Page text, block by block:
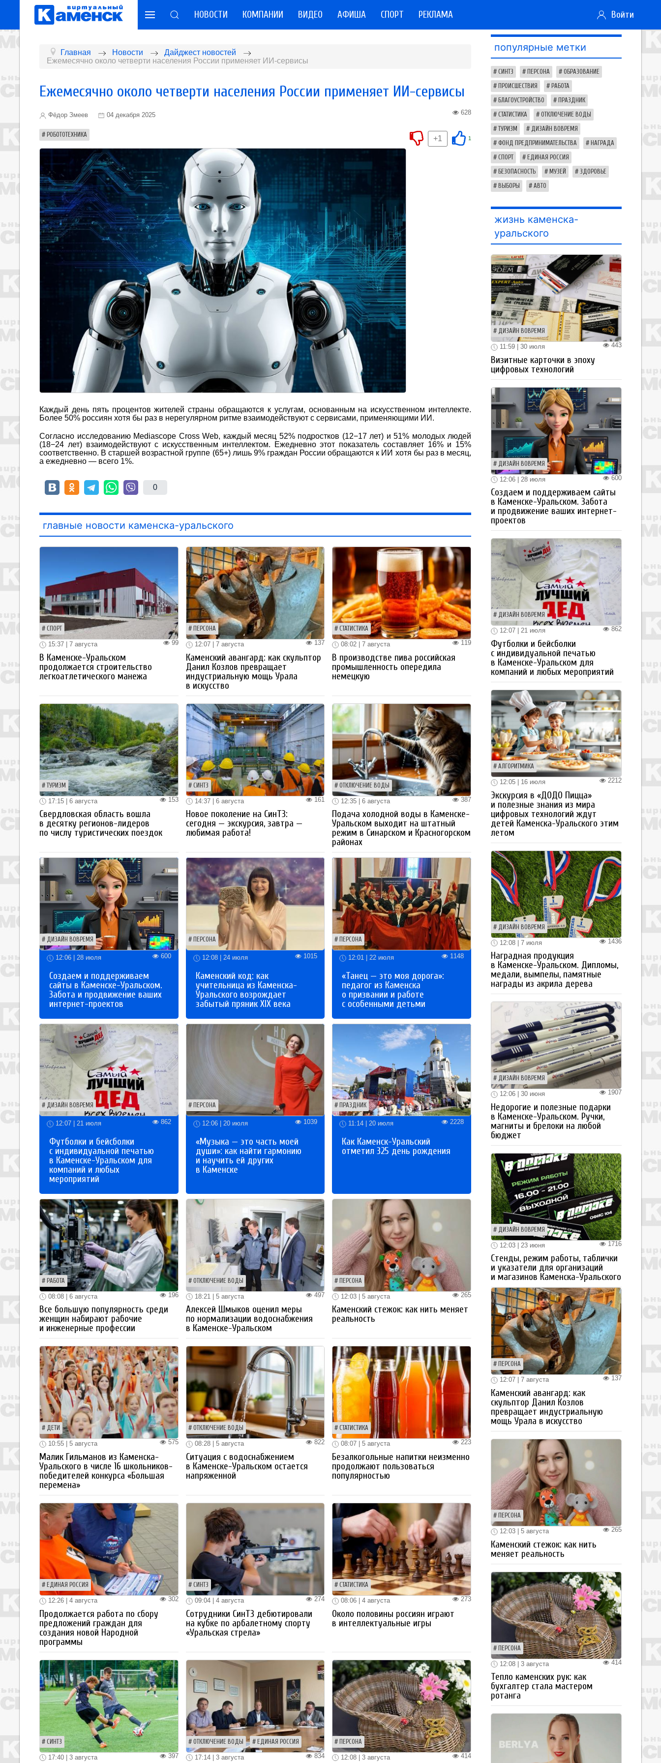
НОВОСТИ КОМПАНИИ ВИДЕО АФИША СПОРТ РЕКЛАМА Войти
Главная Новости
Дайджест новостей
Ежемесячно около четверти населения России применяет ИИ-сервисы
Ежемесячно около четверти населения России применяет ИИ-сервисы
Фёдор Змеев 04 декабря 2025 628
РОБОТОТЕХНИКА 1
+1
Каждый день пять процентов жителей страны обращаются к услугам, основанным на искусственном интеллекте.
Более 50% россиян хотя бы раз в нерегулярном ритме взаимодействуют с сервисами, применяющими ИИ.
Согласно исследованию Mediascope Cross Web, каждый месяц 52% подростков (12−17 лет) и 51% молодых людей
(18−24 лет) взаимодействуют с искусственным интеллектом. Ежедневно этот показатель составляет 16% и 15%
соответственно. В старшей возрастной группе (65+) лишь 9% граждан России обращаются к ИИ хотя бы раз в месяц,
а ежедневно — всего 1%.
0
главные новости каменска-уральского
СПОРТ
99
15:37 | 7 августа
В Каменске-Уральском
продолжается строительство
легкоатлетического манежа
ПЕРСОНА
137
12:07 | 7 августа
Каменский авангард: как скульптор
Данил Козлов превращает
индустриальную мощь Урала
в искусство
СТАТИСТИКА
119
08:02 | 7 августа
В производстве пива российская
промышленность опередила
немецкую
ТУРИЗМ
153
17:15 | 6 августа
Свердловская область вошла
в десятку регионов-лидеров
по числу туристических поездок
СИНТЗ
161
14:37 | 6 августа
Новое поколение на СинТЗ:
сегодня — экскурсия, завтра —
любимая работа!
ОТКЛЮЧЕНИЕ ВОДЫ
387
12:35 | 6 августа
Подача холодной воды в Каменске-
Уральском выходит на штатный
режим в Синарском и Красногорском
районах
ДИЗАЙН ВОВРЕМЯ
12:06 | 28 июля 600
Создаем и поддерживаем
сайты в Каменске-Уральском.
Забота и продвижение ваших
интернет-проектов
ПЕРСОНА
12:08 | 24 июля 1015
Каменский код: как
учительница из Каменска-
Уральского возрождает
забытый пряник XIX века
ПЕРСОНА
12:01 | 22 июля 1148
«Танец — это моя дорога»:
педагог из Каменска
о призвании и работе
с особенными детьми
ДИЗАЙН ВОВРЕМЯ
12:07 | 21 июля 862
Футболки и бейсболки
с индивидуальной печатью
в Каменске-Уральском для
компаний и любых
мероприятий
ПЕРСОНА
12:06 | 20 июля 1039
«Музыка — это часть моей
души»: как найти гармонию
и научить ей других
в Каменске
ПРАЗДНИК
11:14 | 20 июля 2228
Как Каменск-Уральский
отметил 325 день рождения
РАБОТА
196
08:08 | 6 августа
Все большую популярность среди
женщин набирают рабочие
и инженерные профессии
ОТКЛЮЧЕНИЕ ВОДЫ
497
18:21 | 5 августа
Алексей Шмыков оценил меры
по нормализации водоснабжения
в Каменске-Уральском
ПЕРСОНА
265
12:03 | 5 августа
Каменский стежок: как нить меняет
реальность
ДЕТИ
575
10:55 | 5 августа
Малик Гильманов из Каменска-
Уральского в числе 16 школьников-
победителей конкурса «Большая
перемена»
ОТКЛЮЧЕНИЕ ВОДЫ
822
08:28 | 5 августа
Ситуация с водоснабжением
в Каменске-Уральском остается
напряженной
СТАТИСТИКА
223
08:07 | 5 августа
Безалкогольные напитки неизменно
продолжают пользоваться
популярностью
ЕДИНАЯ РОССИЯ
302
12:26 | 4 августа
Продолжается работа по сбору
предложений граждан для
создания новой Народной
программы
СИНТЗ
274
09:04 | 4 августа
Сотрудники СинТЗ дебютировали
на кубке по арбалетному спорту
«Уральская стрела»
СТАТИСТИКА
273
08:06 | 4 августа
Около половины россиян играют
в интеллектуальные игры
СИНТЗ
397
17:40 | 3 августа
ОТКЛЮЧЕНИЕ ВОДЫ ЕДИНАЯ РОССИЯ
834
17:14 | 3 августа
ПЕРСОНА
414
12:08 | 3 августа
популярные метки
СИНТЗ ПЕРСОНА ОБРАЗОВАНИЕ
ПРОИСШЕСТВИЯ РАБОТА
БЛАГОУСТРОЙСТВО ПРАЗДНИК
СТАТИСТИКА ОТКЛЮЧЕНИЕ ВОДЫ
ТУРИЗМ ДИЗАЙН ВОВРЕМЯ
ФОНД ПРЕДПРИНИМАТЕЛЬСТВА НАГРАДА
СПОРТ ЕДИНАЯ РОССИЯ
БЕЗОПАСНОСТЬ МУЗЕЙ ЗДОРОВЬЕ
ВЫБОРЫ АВТО
жизнь каменска-
уральского
ДИЗАЙН ВОВРЕМЯ
443
11:59 | 30 июля
Визитные карточки в эпоху
цифровых технологий
ДИЗАЙН ВОВРЕМЯ
600
12:06 | 28 июля
Создаем и поддерживаем сайты
в Каменске-Уральском. Забота
и продвижение ваших интернет-
проектов
ДИЗАЙН ВОВРЕМЯ
862
12:07 | 21 июля
Футболки и бейсболки
с индивидуальной печатью
в Каменске-Уральском для
компаний и любых мероприятий
АЛГОРИТМИКА
2212
12:05 | 16 июля
Экскурсия в «ДОДО Пицца»
и полезные знания из мира
цифровых технологий ждут
детей Каменска-Уральского этим
летом
ДИЗАЙН ВОВРЕМЯ
1436
12:08 | 7 июля
Наградная продукция
в Каменске-Уральском. Дипломы,
медали, вымпелы, памятные
награды из акрила дерева
ДИЗАЙН ВОВРЕМЯ
1907
12:06 | 30 июня
Недорогие и полезные подарки
в Каменске-Уральском. Ручки,
магниты и брелоки на любой
бюджет
ДИЗАЙН ВОВРЕМЯ
1716
12:03 | 23 июня
Стенды, режим работы, таблички
и указатели для организаций
и магазинов Каменска-Уральского
ПЕРСОНА
137
12:07 | 7 августа
Каменский авангард: как
скульптор Данил Козлов
превращает индустриальную
мощь Урала в искусство
ПЕРСОНА
265
12:03 | 5 августа
Каменский стежок: как нить
меняет реальность
ПЕРСОНА
414
12:08 | 3 августа
Тепло каменских рук: как
бухгалтер стала мастером
ротанга